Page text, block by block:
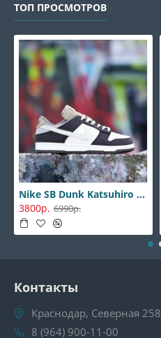
ТОП ПРОСМОТРОВ
Nike SB Dunk Katsuhiro Otomo
3800р. 6990р.
Контакты
Краснодар, Северная 258
8 (964) 900-11-00